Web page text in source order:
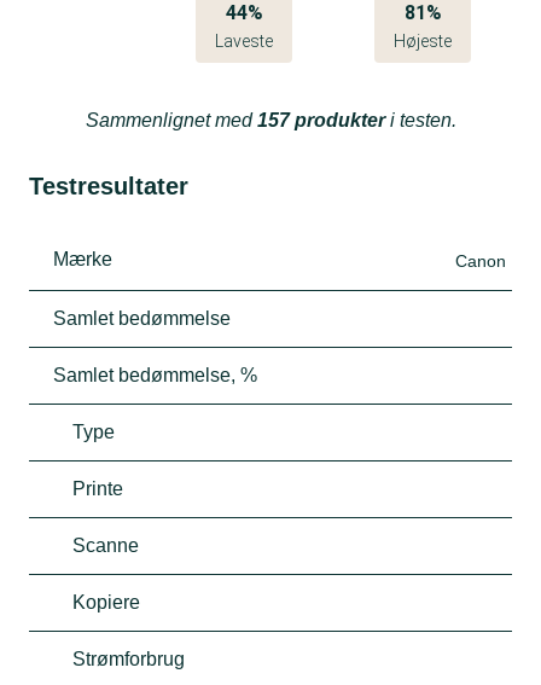
44%
Laveste
81%
Højeste
Sammenlignet med157 produkteri testen.
Testresultater
Mærke Canon
Samlet bedømmelse
Samlet bedømmelse, %
Type
Printe
Scanne
Kopiere
Strømforbrug